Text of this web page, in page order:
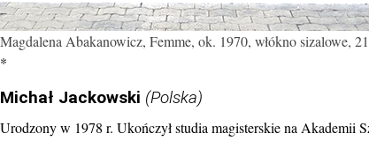
Magdalena Abakanowicz, Femme, ok. 1970, włókno sizalowe,
*
Michał Jackowski (Polska)
Urodzony w 1978 r. Ukończył studia magisterskie na Akademii